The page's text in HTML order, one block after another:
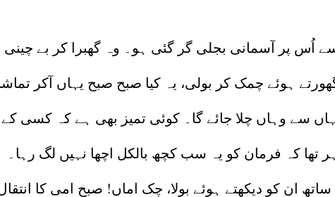
اُس پر آسمانی بجلی گر گئی ہو۔ وہ گھبرا کر بے چینی
ہوئے چمک کر بولی، یہ کیا صبح صبح یہاں آکر تماشا
سے وہاں چلا جائے گا۔ کوئی تمیز بھی ہے کہ کسی
کہ فرمان کو یہ سب کچھ بالکل اچھا نہیں لگ رہا۔
ان کو دیکھتے ہوئے بولا، چِک اماں! صبح امی کا